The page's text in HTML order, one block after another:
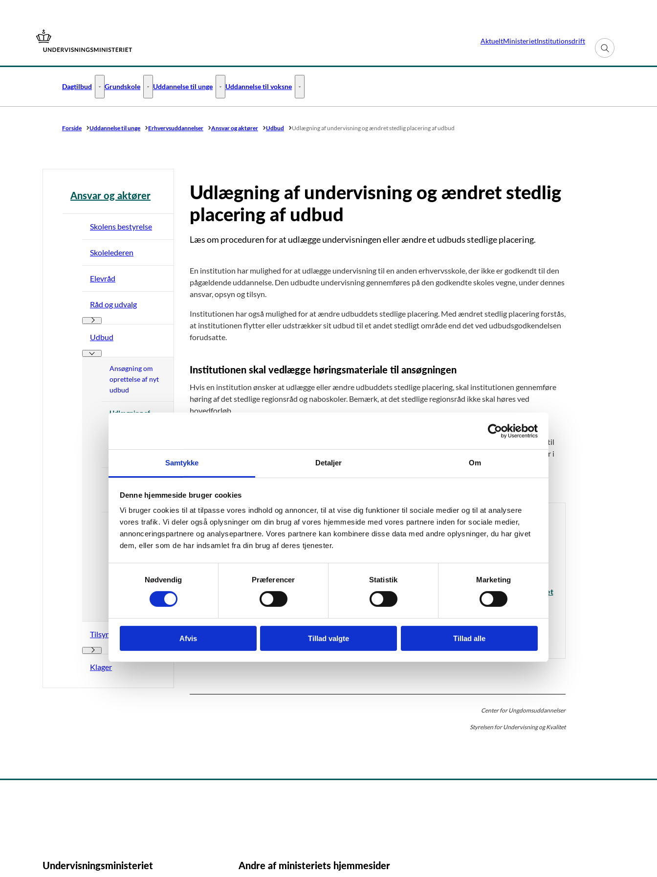
Samtykke Detaljer Om
Denne hjemmeside bruger cookies
Vi bruger cookies til at tilpasse vores indhold og annoncer, til at vise dig funktioner til sociale medier og til at analysere
vores trafik. Vi deler også oplysninger om din brug af vores hjemmeside med vores partnere inden for sociale medier,
annonceringspartnere og analysepartnere. Vores partnere kan kombinere disse data med andre oplysninger, du har givet
dem, eller som de har indsamlet fra din brug af deres tjenester.
k
v
a
Nødvendig Præferencer Statistik Marketing
Afvis Tillad valgte Tillad alle
Gå til forsiden
AktueltMinisterietInstitutionsdrift
Fold søgefelt ud
Dagtilbud Dagtilbud - Flere links
Grundskole Grundskole - Flere links
Uddannelse til unge Uddannelse til unge - Flere links
Uddannelse til voksne Uddannelse til voksne - Flere links
Forside Uddannelse til unge Erhvervsuddannelser Ansvar og aktører Udbud Udlægning af undervisning og ændret stedlig placering af udbud
Ansvar og aktører
Skolens bestyrelse
Skolelederen
Elevråd
Råd og udvalg
Råd og udvalg - Flere links
Udbud
Udbud - Flere links
Ansøgning om
oprettelse af nyt
udbud
Udlægning af
Godkendelse som
nter
Særligt
vedrørende eux,
euv, GF+,
erhvervsuddannel
Tilsyn
Tilsyn - Flere links
Klager
Udlægning af undervisning og ændret stedlig
placering af udbud
Læs om proceduren for at udlægge undervisningen eller ændre et udbuds stedlige placering.
En institution har mulighed for at udlægge undervisning til en anden erhvervsskole, der ikke er godkendt til den
pågældende uddannelse. Den udbudte undervisning gennemføres på den godkendte skoles vegne, under dennes
ansvar, opsyn og tilsyn.
Institutionen har også mulighed for at ændre udbuddets stedlige placering. Med ændret stedlig placering forstås,
at institutionen flytter eller udstrækker sit udbud til et andet stedligt område end det ved udbudsgodkendelsen
forudsatte.
Institutionen skal vedlægge høringsmateriale til ansøgningen
Hvis en institution ønsker at udlægge eller ændre udbuddets stedlige placering, skal institutionen gennemføre
høring af det stedlige regionsråd og naboskoler. Bemærk, at det stedlige regionsråd ikke skal høres ved
hovedforløb.
Hvis der er indsigelser mod udlægning eller ændret stedlig placering, kan ønsket om udlægning eller ændret
stedlig placering forelægges Styrelsen for Undervisning og Kvalitet, som i særlige tilfælde kan give tilladelse til
etablering af den af institutionen påtænkte geografiske placering, uanset indsigelser fra berørte institutioner i
området.
Læs mere
Vejledning for udlægning af undervisning og ændret stedlig placering af udbud på
erhvervsuddannelserne (pdf)
Ansøgningsprocedure for nye udbud af erhvervsuddannelser
Særligt vedrørende eux, euv, GF+, adgangskurser til erhvervsuddannelser og FGU-baseret
erhvervsuddannelse
Gældende love og bekendtgørelse om erhvervsuddannelserne
Institutionsregisteret
Center for Ungdomsuddannelser
Styrelsen for Undervisning og Kvalitet
Undervisningsministeriet Andre af ministeriets hjemmesider